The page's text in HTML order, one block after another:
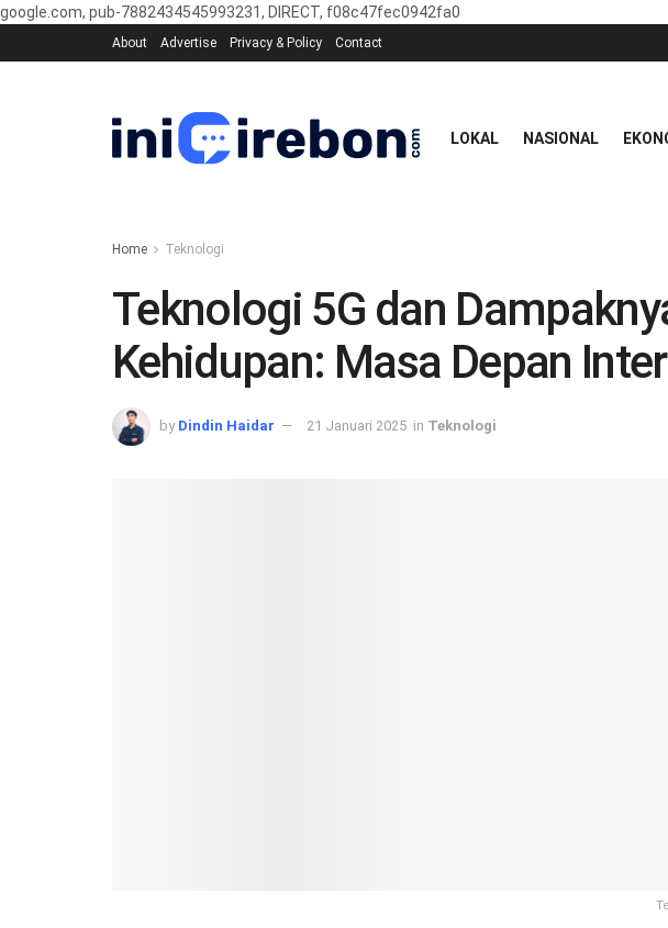
google.com, pub-7882434545993231, DIRECT, f08c47fec0942fa0
About Advertise Privacy & Policy Contact
LOKAL NASIONAL
Home Teknologi
Teknologi 5G dan
Kehidupan: Masa Depan
by Dindin Haidar 21 Januari 2025 in Teknologi